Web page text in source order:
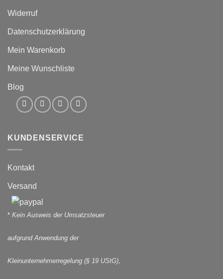
Widerruf
Datenschutzerklärung
Mein Warenkorb
Meine Wunschliste
Blog
KUNDENSERVICE
Kontakt
Versand
* Kein Ausweis der Umsatzsteuer
aufgrund Anwendung der
Kleinunternehmerregelung (§ 19 UStG),